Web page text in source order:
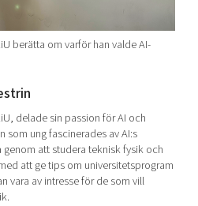
berätta om varför han valde AI-
delade sin passion för AI och
som ung fascinerades av AI:s
att studera teknisk fysik och
att ge tips om universitetsprogram
vara av intresse för de som vill